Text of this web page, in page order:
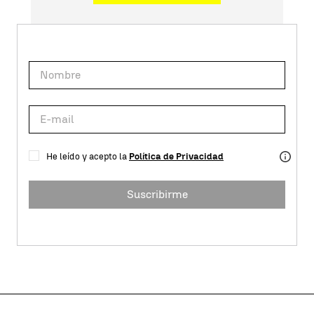
He leído y acepto la Política de Privacidad
Suscribirme